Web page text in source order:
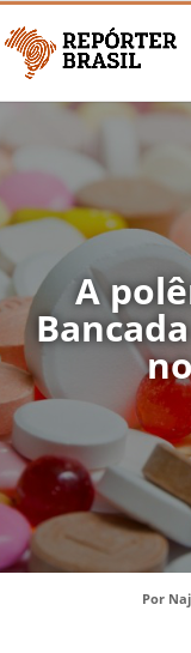
A
Por